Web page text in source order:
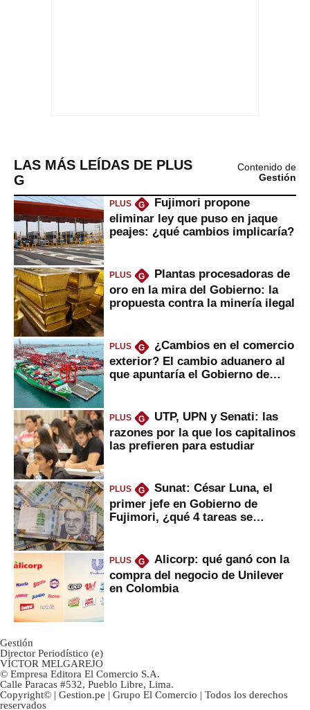
LAS MÁS LEÍDAS DE PLUS
G
Contenido de
Gestión
PLUS G
Fujimori propone
eliminar ley que puso en jaque
peajes: ¿qué cambios implicaría?
PLUS G
Plantas procesadoras de
oro en la mira del Gobierno: la
propuesta contra la minería ilegal
PLUS G
¿Cambios en el comercio
exterior? El cambio aduanero al
que apuntaría el Gobierno de
PLUS G
UTP, UPN y Senati: las
razones por la que los capitalinos
las prefieren para estudiar
PLUS G
Sunat: César Luna, el
primer jefe en Gobierno de
Fujimori, ¿qué 4 tareas se
PLUS G
Alicorp: qué ganó con la
compra del negocio de Unilever
en Colombia
Gestión
Director Periodístico (e)
VÍCTOR MELGAREJO
© Empresa Editora El Comercio S.A.
Calle Paracas #532, Pueblo Libre, Lima.
Copyright© | Gestion.pe | Grupo El Comercio | Todos los derechos
reservados